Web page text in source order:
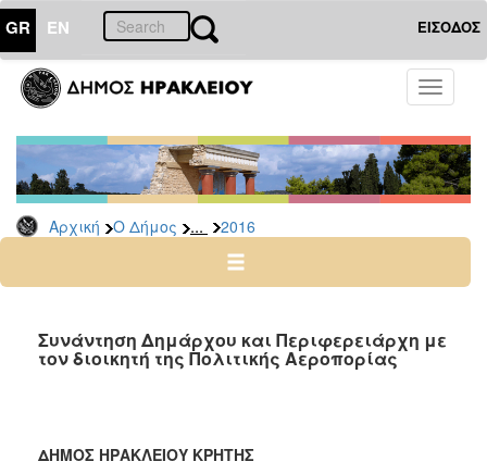
GR EN ΕΙΣΟΔΟΣ
Toggle
Αρχική Ο Δήμος ... 2016
ΔΗΜΟΣ
Δελτία
Τύπου
Αρχείο
2026
2024
2022
2019
Συνάντηση Δημάρχου και Περιφερειάρχη με
τον διοικητή της Πολιτικής Αεροπορίας
ΔΗΜΟΣ ΗΡΑΚΛΕΙΟΥ ΚΡΗΤΗΣ